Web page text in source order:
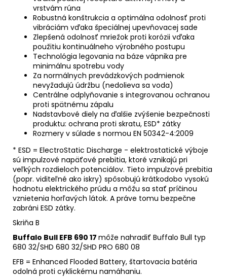
vrstvám rúna
Robustná konštrukcia a optimálna odolnosť proti
vibráciám vďaka špeciálnej upevňovacej sade
Zlepšená odolnosť mriežok proti korózii vďaka
použitiu kontinuálneho výrobného postupu
Technológia legovania na báze vápnika pre
minimálnu spotrebu vody
Za normálnych prevádzkových podmienok
nevyžadujú údržbu (nedolieva sa voda)
Centrálne odplyňovanie s integrovanou ochranou
proti spätnému zápalu
Nadstavbové diely na ďalšie zvýšenie bezpečnosti
produktu: ochrana proti skratu, ESD* zátky
Rozmery v súlade s normou EN 50342-4:2009
* ESD = ElectroStatic Discharge - elektrostatické výboje
sú impulzové napäťové prebitia, ktoré vznikajú pri
veľkých rozdieloch potenciálov. Tieto impulzové prebitia
(popr. viditeľné ako iskry) spôsobujú krátkodobo vysokú
hodnotu elektrického prúdu a môžu sa stať príčinou
vznietenia horľavých látok. A práve tomu bezpečne
zabráni ESD zátky.
Skriňa B
Buffalo Bull EFB 690 17 môže nahradiť Buffalo Bull typ
680 32/SHD 680 32/SHD PRO 680 08
EFB = Enhanced Flooded Battery, štartovacia batéria
odolná proti cyklickému namáhaniu.